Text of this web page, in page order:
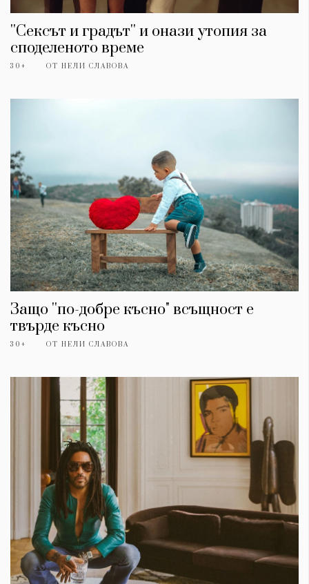
''Сексът и градът'' и онази утопия за
споделеното време
30+ ОТ НЕЛИ СЛАВОВА
Защо ''по-добре късно" всъщност е
твърде късно
30+ ОТ НЕЛИ СЛАВОВА